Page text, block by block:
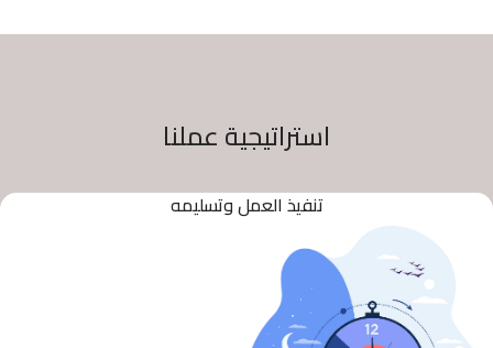
استراتيجية عملنا
تنفيذ العمل وتسليمه